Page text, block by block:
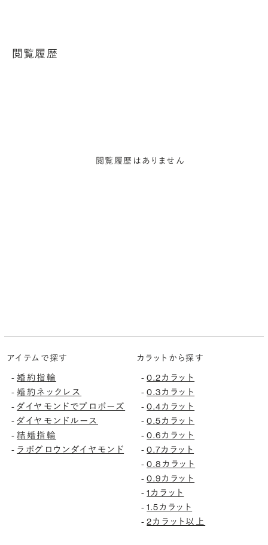
閲覧履歴
閲覧履歴はありません
アイテムで探す
-婚約指輪
-婚約ネックレス
-ダイヤモンドでプロポーズ
-ダイヤモンドルース
-結婚指輪
- ラボグロウンダイヤモンド
カラットから探す
-0.2カラット
-0.3カラット
-0.4カラット
-0.5カラット
-0.6カラット
-0.7カラット
-0.8カラット
-0.9カラット
-1カラット
-1.5カラット
-2カラット以上